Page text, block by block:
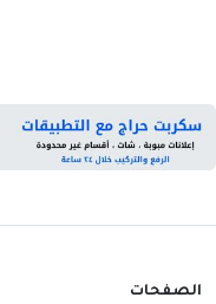
الصفحات